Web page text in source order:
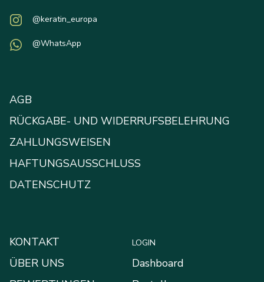
@keratin_europa
@WhatsApp
AGB
RÜCKGABE- UND WIDERRUFSBELEHRUNG
ZAHLUNGSWEISEN
HAFTUNGSAUSSCHLUSS
DATENSCHUTZ
KONTAKT
ÜBER UNS
LOGIN
Dashboard